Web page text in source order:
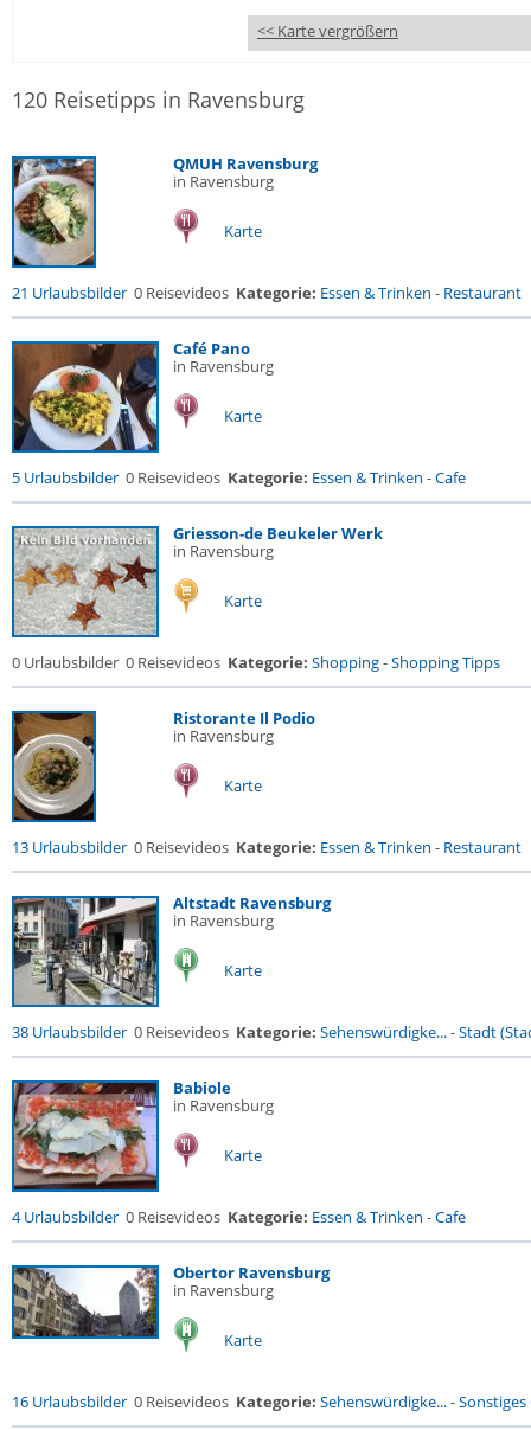
<< Karte vergrößern
120 Reisetipps in Ravensburg
QMUH Ravensburg
in Ravensburg
Karte
21 Urlaubsbilder 0 Reisevideos Kategorie: Essen & Trinken - Restaurant
Café Pano
in Ravensburg
Karte
5 Urlaubsbilder 0 Reisevideos Kategorie: Essen & Trinken -Cafe
Griesson-de Beukeler Werk
in Ravensburg
Karte
0 Urlaubsbilder 0 Reisevideos Kategorie: Shopping-Shopping Tipps
Ristorante Il Podio
in Ravensburg
Karte
13 Urlaubsbilder 0 Reisevideos Kategorie: Essen & Trinken - Restaurant
Altstadt Ravensburg
in Ravensburg
Karte
38 Urlaubsbilder 0 Reisevideos Kategorie: Sehenswürdigke...-Stadt
Babiole
in Ravensburg
Karte
4 Urlaubsbilder 0 Reisevideos Kategorie: Essen & Trinken -Cafe
Obertor Ravensburg
in Ravensburg
Karte
16 Urlaubsbilder 0 Reisevideos Kategorie: Sehenswürdigke...-